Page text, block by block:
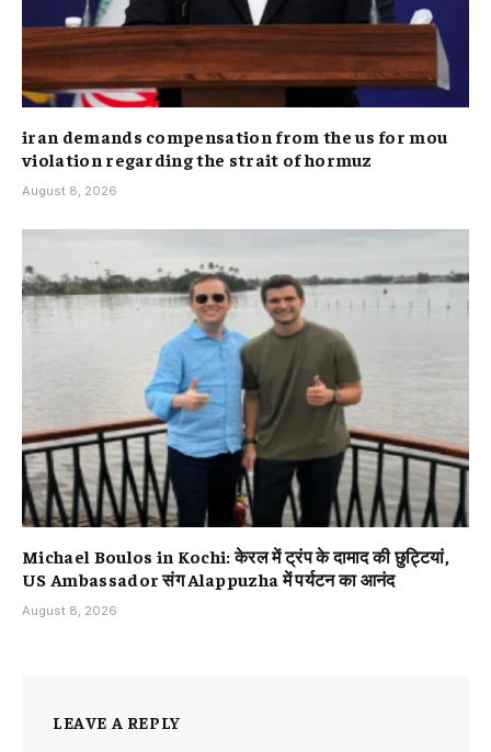
iran demands compensation from the us for mou
violation regarding the strait of hormuz
August 8, 2026
Michael Boulos in Kochi: केरल में ट्रंप के दामाद की छुट्टियां,
US Ambassador संग Alappuzha में पर्यटन का आनंद
August 8, 2026
LEAVE A REPLY